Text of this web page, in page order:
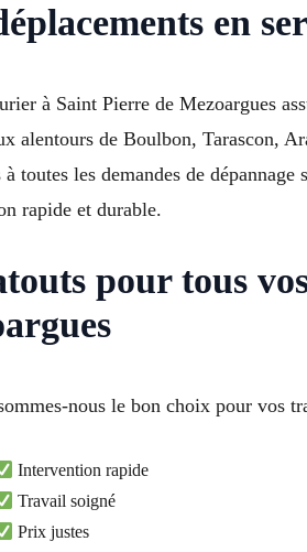
en
à Saint Pierre de Mezoargues
alentours de Boulbon, Tarascon,
à toutes les demandes de
rapide et durable.
pour tous
nous le bon choix pour vos
Intervention rapide
Travail soigné
Prix justes